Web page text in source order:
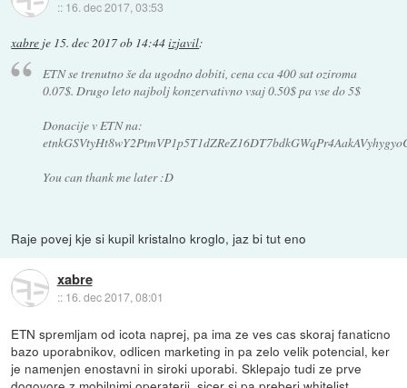
:: 16. dec 2017, 03:53
xabre je 15. dec 2017 ob 14:44izjavil:
ETN se trenutno še da ugodno dobiti, cena cca 400 sat oziroma
0.07$. Drugo leto najbolj konzervativno vsaj 0.50$ pa vse do 5$
Donacije v ETN na:
You can thank me later :D
Raje povej kje si kupil kristalno kroglo, jaz bi tut eno
xabre
:: 16. dec 2017, 08:01
ETN spremljam od icota naprej, pa ima ze ves cas skoraj fanaticno
bazo uporabnikov, odlicen marketing in pa zelo velik potencial, ker
je namenjen enostavni in siroki uporabi. Sklepajo tudi ze prve